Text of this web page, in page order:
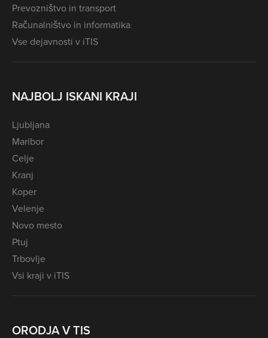
Prevozništvo in transport
Računalništvo in informatika
Vse dejavnosti v iTIS
NAJBOLJ ISKANI KRAJI
Ljubljana
Maribor
Celje
Kranj
Koper
Velenje
Novo mesto
Ptuj
Trbovlje
Vsi kraji v iTIS
ORODJA V TIS